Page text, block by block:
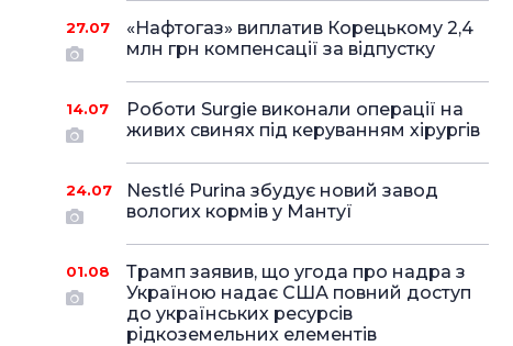
27.07
«Нафтогаз» виплатив Корецькому 2,4
млн грн компенсації за відпустку
14.07
Роботи Surgie виконали операції на
живих свинях під керуванням хірургів
24.07
Nestlé Purina збудує новий завод
вологих кормів у Мантуї
01.08
Трамп заявив, що угода про надра з
Україною надає США повний доступ
до українських ресурсів
рідкоземельних елементів